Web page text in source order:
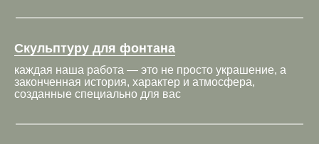
Скульптуру для фонтана
каждая наша работа — это не просто украшение, а
законченная история, характер и атмосфера,
созданные специально для вас